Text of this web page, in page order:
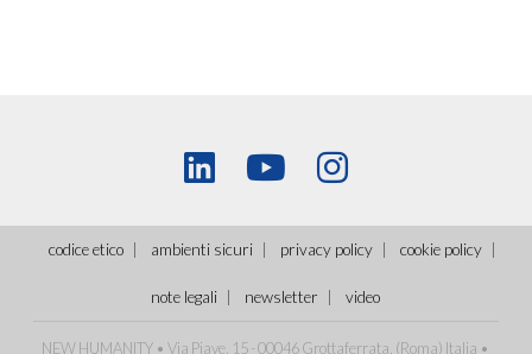
codice etico ambienti sicuri privacy policy cookie policy
note legali newsletter video
NEW HUMANITY • Via Piave, 15 - 00046 Grottaferrata, (Roma) Italia •